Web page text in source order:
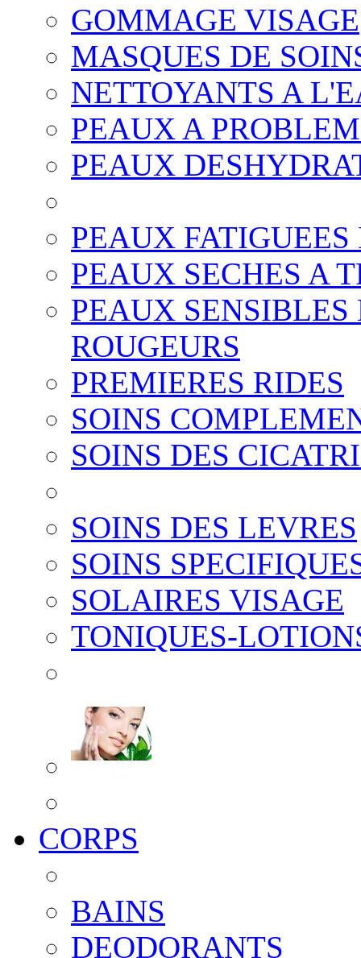
GOMMAGE VISAGE
MASQUES DE
NETTOYANTS A
PEAUX A
PEAUX
PEAUX FATIGUEES
PEAUX SECHES A
PEAUX
ROUGEURS
PREMIERES RIDES
SOINS
SOINS DES
SOINS DES LEVRES
SOINS
SOLAIRES VISAGE
TONIQUES-
CORPS
BAINS
DEODORANTS